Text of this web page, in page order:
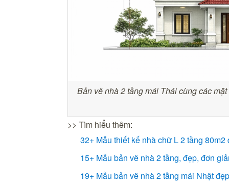
Bản vẽ nhà 2 tầng mái Thái cùng các
>> Tìm hiểu thêm:
32+ Mẫu thiết kế nhà chữ L 2 tầng
15+ Mẫu bản vẽ nhà 2 tầng, đẹp, đơn
19+ Mẫu bản vẽ nhà 2 tầng mái Nhật